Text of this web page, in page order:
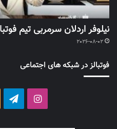
نیلوفر اردلان سرمربی تیم
2026-08-02
فوتبالز در شبکه های اجتماعی
اینستاگرام